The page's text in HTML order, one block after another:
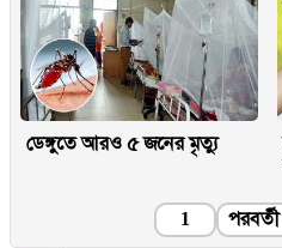
ডেঙ্গুতে আরও ৫ জনের মৃত্যু
1 পরবর্তী